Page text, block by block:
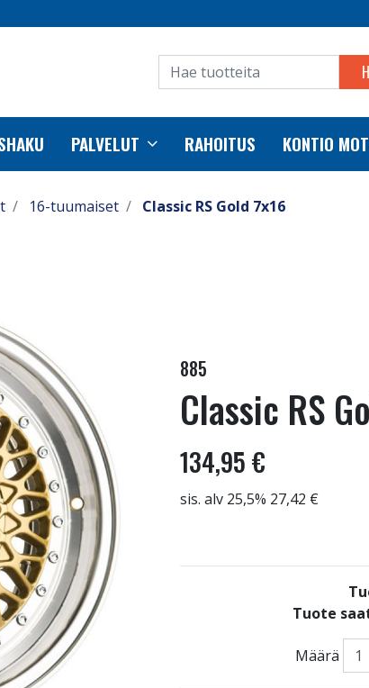
PALVELUT RAHOITUS KONTIO
16-tuumaiset Classic RS Gold 7x16
885
Classic RS
134,95 €
sis. alv 25,5% 27,42 €
Tuote
Määrä